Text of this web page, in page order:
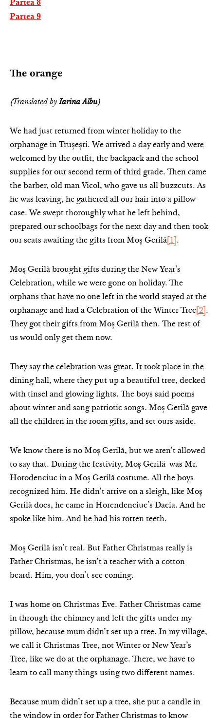
Partea 8
Partea 9
The orange
(Translated byIarina Albu)
We had just returned from winter holiday to the
orphanage in Trușești. We arrived a day early and were
welcomed by the outfit, the backpack and the school
supplies for our second term of third grade. Then came
the barber, old man Vicol, who gave us all buzzcuts. As
he was leaving, he gathered all our hair into a pillow
case. We swept thoroughly what he left behind,
prepared our schoolbags for the next day and then took
our seats awaiting the gifts from Moș Gerilă [1] .
Moș Gerilă brought gifts during the New Year’s
Celebration, while we were gone on holiday. The
orphans that have no one left in the world stayed at the
orphanage and had a Celebration of the Winter Tree [2] .
They got their gifts from Moș Gerilă then. The rest of
us would only get them now.
They say the celebration was great. It took place in the
dining hall, where they put up a beautiful tree, decked
with tinsel and glowing lights. The boys said poems
about winter and sang patriotic songs. Moș Gerilă gave
all the children in the room gifts, and set ours aside.
We know there is no Moș Gerilă, but we aren’t allowed
to say that. During the festivity, Moș Gerilă was Mr.
Horodenciuc in a Moș Gerilă costume. All the boys
recognized him. He didn’t arrive on a sleigh, like Moș
Gerilă does, he came in Horendenciuc’s Dacia. And he
spoke like him. And he had his rotten teeth.
Moș Gerilă isn’t real. But Father Christmas really is
Father Christmas, he isn’t a teacher with a cotton
beard. Him, you don’t see coming.
I was home on Christmas Eve. Father Christmas came
in through the chimney and left the gifts under my
pillow, because mum didn’t set up a tree. In my village,
we call it Christmas Tree, not Winter or New Year’s
Tree, like we do at the orphanage. There, we have to
learn to call many things using two different names.
Because mum didn’t set up a tree, she put a candle in
the window in order for Father Christmas to know